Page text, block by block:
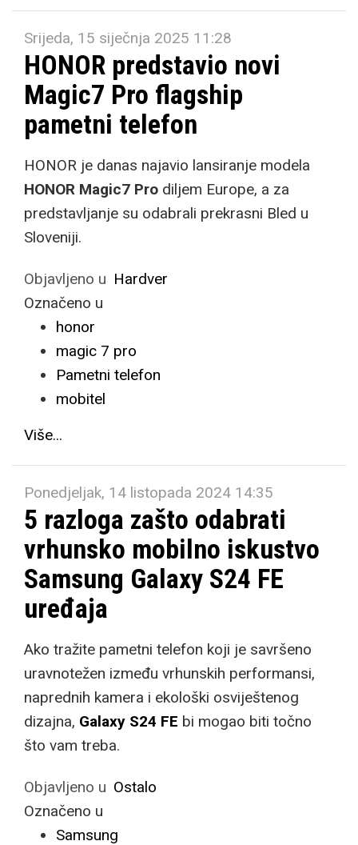
Srijeda, 15 siječnja 2025 11:28
HONOR predstavio novi
Magic7 Pro flagship
pametni telefon
HONOR je danas najavio lansiranje modela
HONOR Magic7 Pro diljem Europe, a za
predstavljanje su odabrali prekrasni Bled u
Sloveniji.
Objavljeno u Hardver
Označeno u
honor
magic 7 pro
Pametni telefon
mobitel
Više...
Ponedjeljak, 14 listopada 2024 14:35
5 razloga zašto odabrati
vrhunsko mobilno iskustvo
Samsung Galaxy S24 FE
uređaja
Ako tražite pametni telefon koji je savršeno
uravnotežen između vrhunskih performansi,
naprednih kamera i ekološki osviještenog
dizajna, Galaxy S24 FE bi mogao biti točno
što vam treba.
Objavljeno u Ostalo
Označeno u
Samsung